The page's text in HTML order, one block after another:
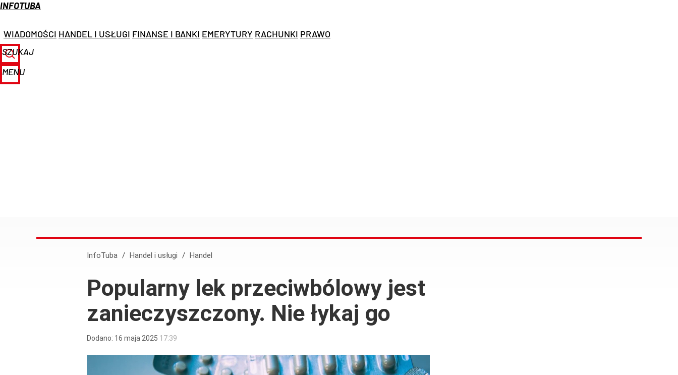
INFOTUBA
WIADOMOŚCI HANDEL I USŁUGI FINANSE I BANKI EMERYTURY RACHUNKI PRAWO
SZUKAJ
MENU
InfoTuba / Handel i usługi / Handel
Popularny lek przeciwbólowy jest
zanieczyszczony. Nie łykaj go
Dodano: 16 maja 2025 17:39